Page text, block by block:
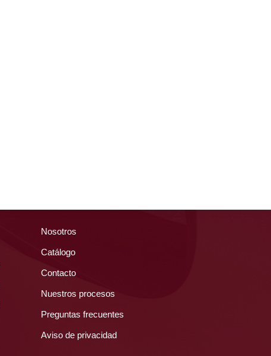
Nosotros
Catálogo
Contacto
Nuestros procesos
Preguntas frecuentes
Aviso de privacidad